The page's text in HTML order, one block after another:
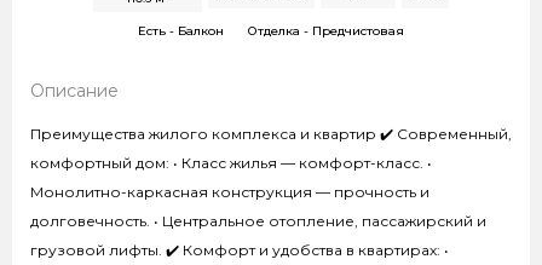
Есть - Балкон Отделка - Предчистовая
Описание
Преимущества жилого комплекса и квартир ✔️ Современный,
комфортный дом: • Класс жилья — комфорт-класс. •
Монолитно-каркасная конструкция — прочность и
долговечность. • Центральное отопление, пассажирский и
грузовой лифты. ✔️ Комфорт и удобства в квартирах: •